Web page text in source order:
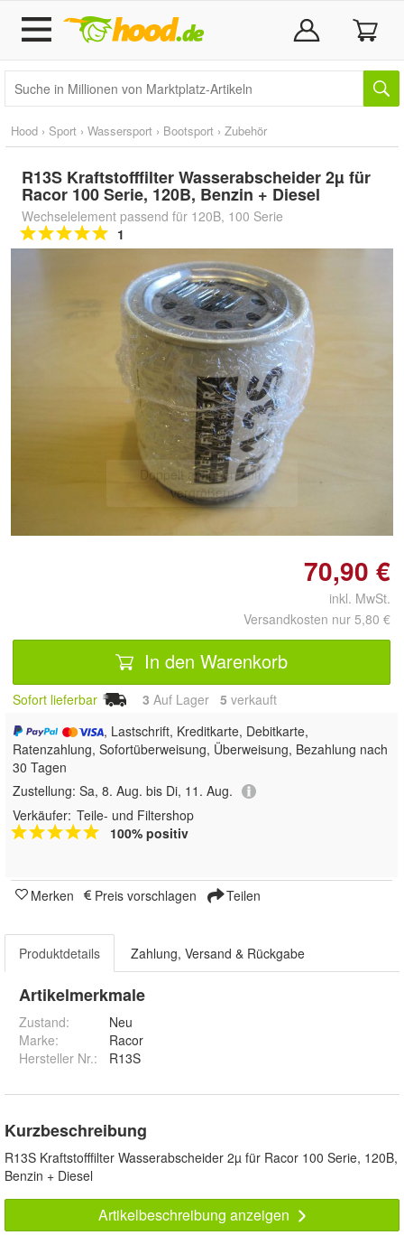
Hood › Sport › Wassersport › Bootsport › Zubehör
R13S Kraftstofffilter Wasserabscheider 2µ für
Racor 100 Serie, 120B, Benzin + Diesel
Wechselelement passend für 120B, 100 Serie
1
Doppelt antippen zum
vergrößern
70,90 €
inkl. MwSt.
Versandkosten nur 5,80 €
In den Warenkorb
Sofort lieferbar 3 Auf Lager 5 verkauft
, Lastschrift, Kreditkarte, Debitkarte,
Ratenzahlung, Sofortüberweisung, Überweisung, Bezahlung nach
30 Tagen
Zustellung: Sa, 8. Aug. bis Di, 11. Aug.
Verkäufer: Teile- und Filtershop
100% positiv
Merken Preis vorschlagen Teilen
Produktdetails Zahlung, Versand & Rückgabe
Artikelmerkmale
Zustand:
Neu
Marke:
Racor
Hersteller Nr.:
R13S
Kurzbeschreibung
R13S Kraftstofffilter Wasserabscheider 2µ für Racor 100 Serie, 120B,
Benzin + Diesel
Artikelbeschreibung anzeigen